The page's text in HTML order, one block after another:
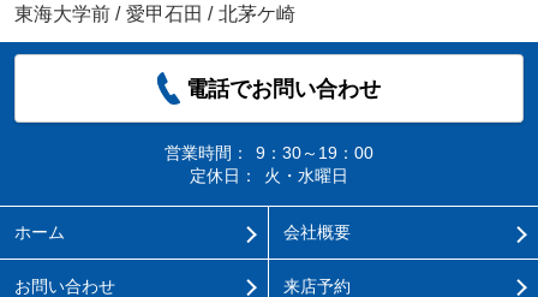
東海大学前 / 愛甲石田 / 北茅ケ崎
電話でお問い合わせ
営業時間：
9：30～19：00
定休日：
火・水曜日
ホーム 会社概要
お問い合わせ 来店予約